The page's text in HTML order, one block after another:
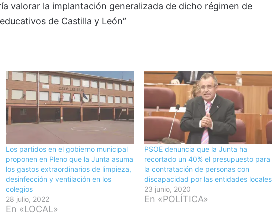
valorar la implantación generalizada de dicho régimen de
de Castilla y León”
Los partidos en el gobierno municipal
proponen en Pleno que la Junta asuma
los gastos extraordinarios de limpieza,
desinfección y ventilación en los
colegios
28 julio, 2022
En «LOCAL»
PSOE denuncia que la Junta ha
recortado un 40% el presupuesto para
la contratación de personas con
discapacidad por las entidades locales
23 junio, 2020
En «POLÍTICA»